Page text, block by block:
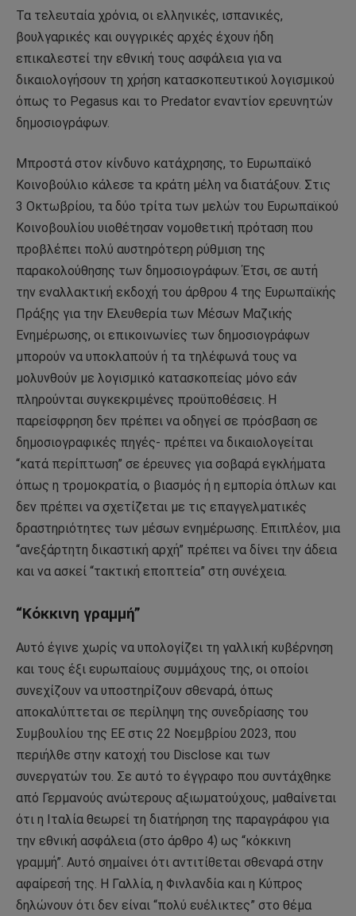
Τα τελευταία χρόνια, οι ελληνικές, ισπανικές,
βουλγαρικές και ουγγρικές αρχές έχουν ήδη
επικαλεστεί την εθνική τους ασφάλεια για να
δικαιολογήσουν τη χρήση κατασκοπευτικού λογισμικού
όπως το Pegasus και το Predator εναντίον ερευνητών
δημοσιογράφων.
Μπροστά στον κίνδυνο κατάχρησης, το Ευρωπαϊκό
Κοινοβούλιο κάλεσε τα κράτη μέλη να διατάξουν. Στις
3 Οκτωβρίου, τα δύο τρίτα των μελών του Ευρωπαϊκού
Κοινοβουλίου υιοθέτησαν νομοθετική πρόταση που
προβλέπει πολύ αυστηρότερη ρύθμιση της
παρακολούθησης των δημοσιογράφων. Έτσι, σε αυτή
την εναλλακτική εκδοχή του άρθρου 4 της Ευρωπαϊκής
Πράξης για την Ελευθερία των Μέσων Μαζικής
Ενημέρωσης, οι επικοινωνίες των δημοσιογράφων
μπορούν να υποκλαπούν ή τα τηλέφωνά τους να
μολυνθούν με λογισμικό κατασκοπείας μόνο εάν
πληρούνται συγκεκριμένες προϋποθέσεις. Η
παρείσφρηση δεν πρέπει να οδηγεί σε πρόσβαση σε
δημοσιογραφικές πηγές- πρέπει να δικαιολογείται
“κατά περίπτωση” σε έρευνες για σοβαρά εγκλήματα
όπως η τρομοκρατία, ο βιασμός ή η εμπορία όπλων και
δεν πρέπει να σχετίζεται με τις επαγγελματικές
δραστηριότητες των μέσων ενημέρωσης. Επιπλέον, μια
“ανεξάρτητη δικαστική αρχή” πρέπει να δίνει την άδεια
και να ασκεί “τακτική εποπτεία” στη συνέχεια.
“Κόκκινη γραμμή”
Αυτό έγινε χωρίς να υπολογίζει τη γαλλική κυβέρνηση
και τους έξι ευρωπαίους συμμάχους της, οι οποίοι
συνεχίζουν να υποστηρίζουν σθεναρά, όπως
αποκαλύπτεται σε περίληψη της συνεδρίασης του
Συμβουλίου της ΕΕ στις 22 Νοεμβρίου 2023, που
περιήλθε στην κατοχή του Disclose και των
συνεργατών του. Σε αυτό το έγγραφο που συντάχθηκε
από Γερμανούς ανώτερους αξιωματούχους, μαθαίνεται
ότι η Ιταλία θεωρεί τη διατήρηση της παραγράφου για
την εθνική ασφάλεια (στο άρθρο 4) ως “κόκκινη
γραμμή”. Αυτό σημαίνει ότι αντιτίθεται σθεναρά στην
αφαίρεσή της. Η Γαλλία, η Φινλανδία και η Κύπρος
δηλώνουν ότι δεν είναι “πολύ ευέλικτες” στο θέμα